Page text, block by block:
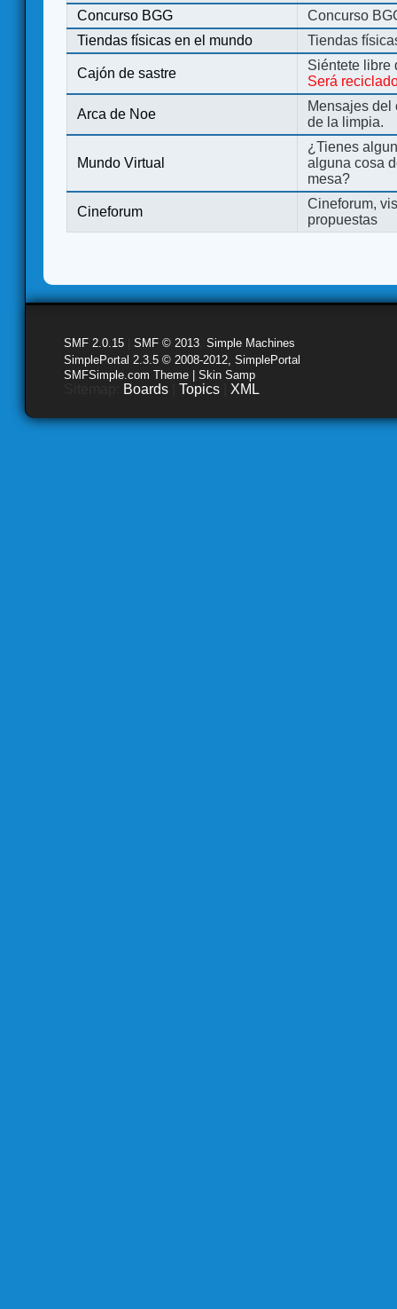
Concurso BGG
Concurso
Tiendas físicas en el mundo
Tiendas
Cajón de sastre
Siéntete libre
Será
Arca de Noe
Mensajes del
de la limpia.
Mundo Virtual
¿Tienes
alguna cosa
mesa?
Cineforum
Cineforum,
propuestas
SMF 2.0.15 SMF © 2013 Simple Machines
SimplePortal 2.3.5 © 2008-2012, SimplePortal
SMFSimple.com Theme | Skin Samp
Boards Topics XML